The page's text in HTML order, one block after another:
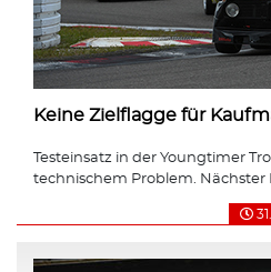
Keine Zielflagge für
Testeinsatz in der Youngtimer
technischem Problem.